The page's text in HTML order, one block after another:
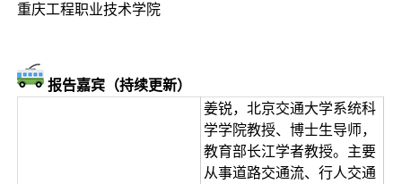
重庆工程职业技术学院
报告嘉宾（持续更新）
姜锐，北京交通大学系统科
学学院教授、博士生导师，
教育部长江学者教授。主要
从事道路交通流、行人交通